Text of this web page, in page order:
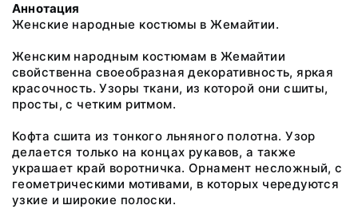
Аннотация
Женские народные костюмы в Жемайтии.
Женским народным костюмам в Жемайтии
свойственна своеобразная декоративность, яркая
красочность. Узоры ткани, из которой они сшиты,
просты, с четким ритмом.
Кофта сшита из тонкого льняного полотна. Узор
делается только на концах рукавов, а также
украшает край воротничка. Орнамент несложный, с
геометрическими мотивами, в которых чередуются
узкие и широкие полоски.